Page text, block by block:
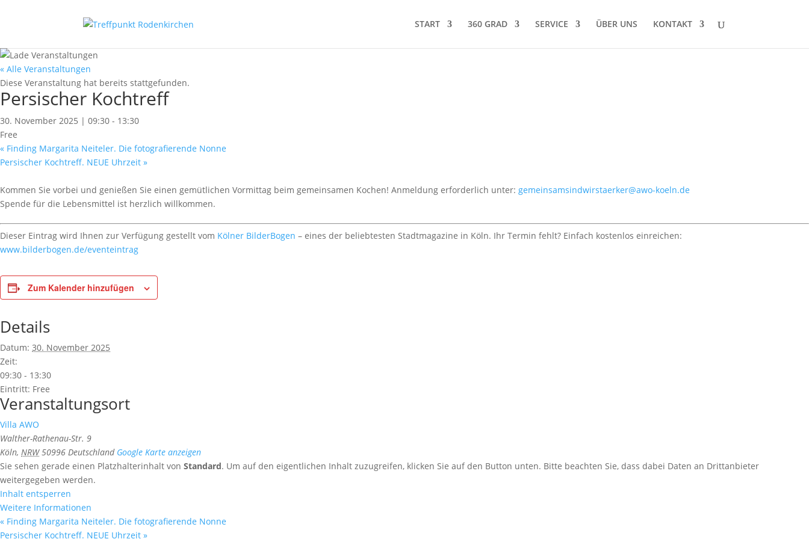
START 360 GRAD SERVICE ÜBER UNS KONTAKT
« Alle Veranstaltungen
Diese Veranstaltung hat bereits stattgefunden.
Persischer Kochtreff
30. November 2025 | 09:30 - 13:30
Free
« Finding Margarita Neiteler. Die fotografierende Nonne
Persischer Kochtreff. NEUE Uhrzeit »
Kommen Sie vorbei und genießen Sie einen gemütlichen Vormittag beim gemeinsamen Kochen! Anmeldung erforderlich unter: gemeinsamsindwirstaerker@awo-koeln.de
Spende für die Lebensmittel ist herzlich willkommen.
Dieser Eintrag wird Ihnen zur Verfügung gestellt vom Kölner BilderBogen – eines der beliebtesten Stadtmagazine in Köln. Ihr Termin fehlt? Einfach kostenlos einreichen:
www.bilderbogen.de/eventeintrag
Zum Kalender hinzufügen
Details
Datum: 30. November 2025
Zeit:
09:30 - 13:30
Eintritt: Free
Veranstaltungsort
Villa AWO
Walther-Rathenau-Str. 9
Köln, NRW 50996 Deutschland Google Karte anzeigen
Sie sehen gerade einen Platzhalterinhalt von Standard. Um auf den eigentlichen Inhalt zuzugreifen, klicken Sie auf den Button unten. Bitte beachten Sie, dass dabei Daten an Drittanbieter
weitergegeben werden.
Inhalt entsperren
Weitere Informationen
« Finding Margarita Neiteler. Die fotografierende Nonne
Persischer Kochtreff. NEUE Uhrzeit »